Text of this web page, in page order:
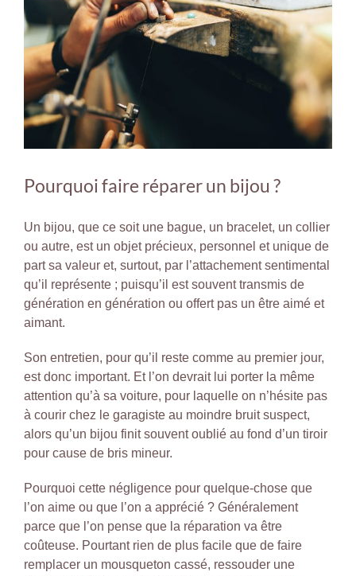
Nos adresses
Contact
Pourquoi faire réparer un bijou ?
Un bijou, que ce soit une bague, un bracelet, un collier
ou autre, est un objet précieux, personnel et unique de
part sa valeur et, surtout, par l’attachement sentimental
qu’il représente ; puisqu’il est souvent transmis de
génération en génération ou offert pas un être aimé et
aimant.
Son entretien, pour qu’il reste comme au premier jour,
est donc important. Et l’on devrait lui porter la même
attention qu’à sa voiture, pour laquelle on n’hésite pas
à courir chez le garagiste au moindre bruit suspect,
alors qu’un bijou finit souvent oublié au fond d’un tiroir
pour cause de bris mineur.
Pourquoi cette négligence pour quelque-chose que
l’on aime ou que l’on a apprécié ? Généralement
parce que l’on pense que la réparation va être
coûteuse. Pourtant rien de plus facile que de faire
remplacer un mousqueton cassé, ressouder une